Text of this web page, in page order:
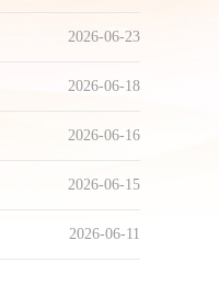
2026-06-23
2026-06-18
2026-06-16
2026-06-15
2026-06-11